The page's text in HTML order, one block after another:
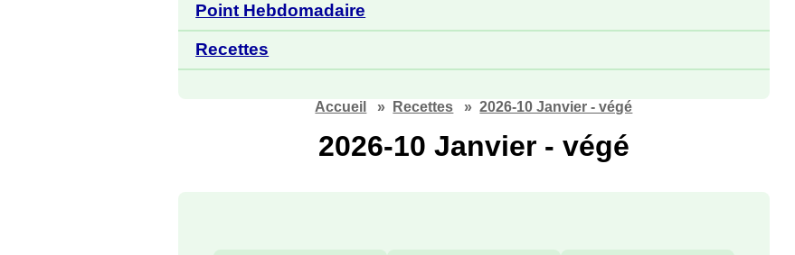
Point Hebdomadaire
Recettes
Accueil Recettes 2026-10 Janvier - végé
2026-10 Janvier - végé